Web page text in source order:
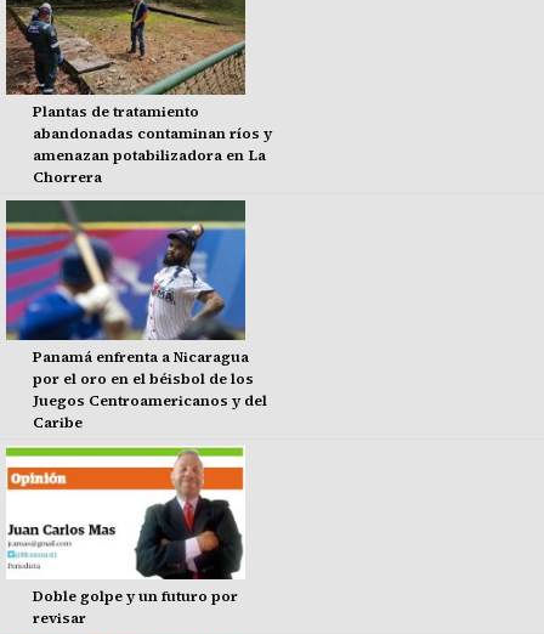
Plantas de tratamiento
abandonadas contaminan ríos y
amenazan potabilizadora en La
Chorrera
Panamá enfrenta a Nicaragua
por el oro en el béisbol de los
Juegos Centroamericanos y del
Caribe
Doble golpe y un futuro por
revisar